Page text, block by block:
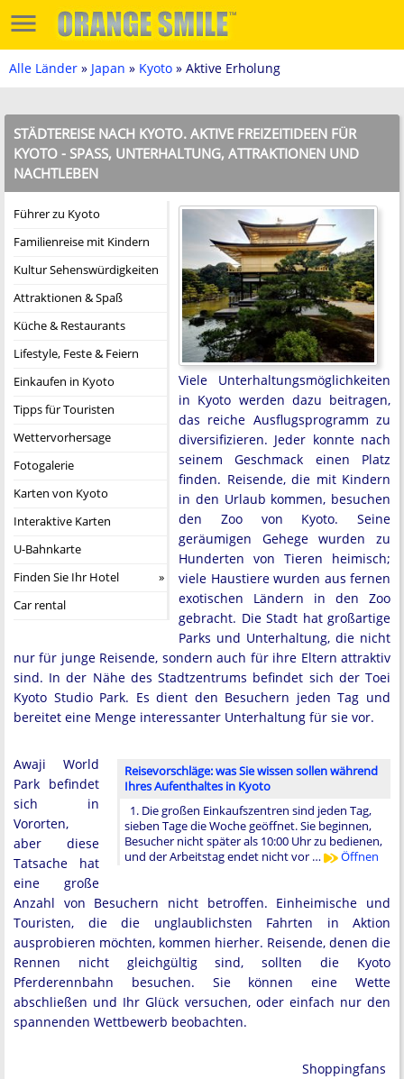
Alle Länder » Japan » Kyoto » Aktive Erholung
STÄDTEREISE NACH KYOTO. AKTIVE FREIZEITIDEEN FÜR
KYOTO - SPASS, UNTERHALTUNG, ATTRAKTIONEN UND N
ACHTLEBEN
Führer zu Kyoto
Familienreise mit Kindern
Kultur Sehenswürdigkeiten
Attraktionen & Spaß
Küche & Restaurants
Lifestyle, Feste & Feiern
Einkaufen in Kyoto
Tipps für Touristen
Wettervorhersage
Fotogalerie
Karten von Kyoto
Interaktive Karten
U-Bahnkarte
Finden Sie Ihr Hotel
Car rental
Viele Unterhaltungsmöglichkeiten
in Kyoto werden dazu beitragen,
das reiche Ausflugsprogramm zu
diversifizieren. Jeder konnte nach
seinem Geschmack einen Platz
finden. Reisende, die mit Kindern
in den Urlaub kommen, besuchen
den Zoo von Kyoto. Seine
geräumigen Gehege wurden zu
Hunderten von Tieren heimisch;
viele Haustiere wurden aus fernen
exotischen Ländern in den Zoo
gebracht. Die Stadt hat großartige
Parks und Unterhaltung, die nicht
nur für junge Reisende, sondern auch für ihre Eltern attraktiv
sind. In der Nähe des Stadtzentrums befindet sich der Toei
Kyoto Studio Park. Es dient den Besuchern jeden Tag und
bereitet eine Menge interessanter Unterhaltung für sie vor.
Reisevorschläge: was Sie wissen sollen während
Ihres Aufenthaltes in Kyoto
1. Die großen Einkaufszentren sind jeden Tag,
sieben Tage die Woche geöffnet. Sie beginnen,
Besucher nicht später als 10:00 Uhr zu bedienen,
und der Arbeitstag endet nicht vor …
Öffnen
Awaji World
Park befindet
sich in
Vororten,
aber diese
Tatsache hat
eine große
Anzahl von Besuchern nicht betroffen. Einheimische und
Touristen, die die unglaublichsten Fahrten in Aktion
ausprobieren möchten, kommen hierher. Reisende, denen die
Rennen nicht gleichgültig sind, sollten die Kyoto
Pferderennbahn besuchen. Sie können eine Wette
abschließen und Ihr Glück versuchen, oder einfach nur den
spannenden Wettbewerb beobachten.
Shoppingfans